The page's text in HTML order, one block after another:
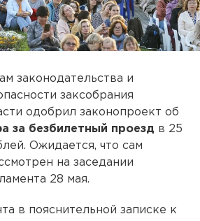
законодательства и
заксобрания
одобрил законопроект об
за безбилетный проезд в 25
Ожидается, что сам
на заседании
28 мая.
в пояснительной записке к